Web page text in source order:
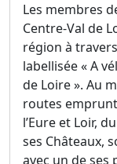
Les membres
Centre-Val de
région à
labellisée « A
de Loire ». Au
routes
l’Eure et Loir,
ses Châteaux,
avec un de ses